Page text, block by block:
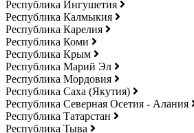
Республика Ингушетия
Республика Калмыкия
Республика Карелия
Республика Коми
Республика Крым
Республика Марий Эл
Республика Мордовия
Республика Саха (Якутия)
Республика Северная Осетия - Алания
Республика Татарстан
Республика Тыва